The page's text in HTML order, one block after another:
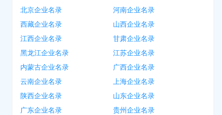
北京企业名录
河南企业名录
西藏企业名录
山西企业名录
江西企业名录
甘肃企业名录
黑龙江企业名录
江苏企业名录
内蒙古企业名录
广西企业名录
云南企业名录
上海企业名录
陕西企业名录
山东企业名录
广东企业名录
贵州企业名录